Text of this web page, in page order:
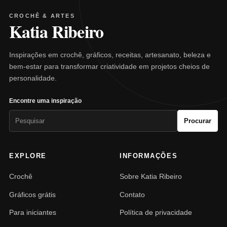
CROCHÊ & ARTES
Katia Ribeiro
Inspirações em crochê, gráficos, receitas, artesanato, beleza e
bem-estar para transformar criatividade em projetos cheios de
personalidade.
Encontre uma inspiração
Procurar
EXPLORE
Crochê
Gráficos grátis
Para iniciantes
INFORMAÇÕES
Sobre Katia Ribeiro
Contato
Política de privacidade